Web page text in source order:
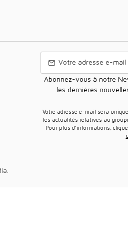
Abonnez-vous à notre
les dernières
Votre adresse e-mail sera uniquement utilisée pour vous envoyer des informations sur
les actualités relatives au
Pour plus d’informations,